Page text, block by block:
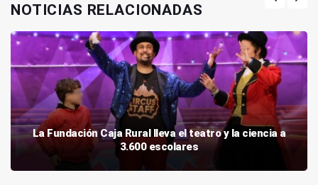
NOTICIAS RELACIONADAS
La Fundación Caja Rural lleva el teatro y la ciencia a
3.600 escolares